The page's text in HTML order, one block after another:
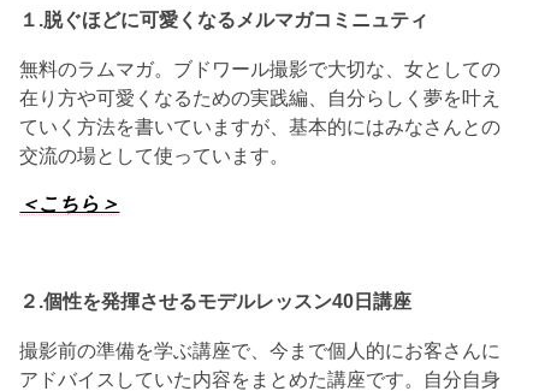
１.脱ぐほどに可愛くなるメルマガコミニュティ
無料のラムマガ。ブドワール撮影で大切な、女としての
在り方や可愛くなるための実践編、自分らしく夢を叶え
ていく方法を書いていますが、基本的にはみなさんとの
交流の場として使っています。
＜こちら＞
２.個性を発揮させるモデルレッスン40日講座
撮影前の準備を学ぶ講座で、今まで個人的にお客さんに
アドバイスしていた内容をまとめた講座です。自分自身